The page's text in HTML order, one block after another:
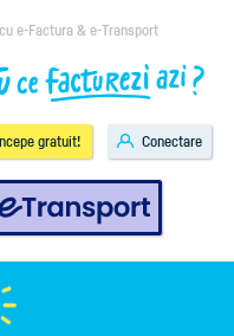
e-Factura & e-Transport
e-Transport
gratuit! Conectare